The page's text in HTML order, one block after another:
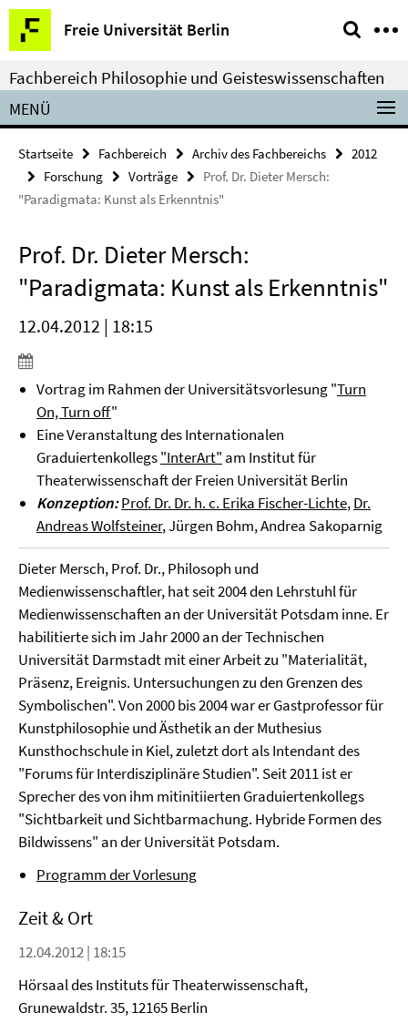
Springe
direkt
zu
Inhalt
Freie Universität Berlin
Service-
Navigation
Fachbereich Philosophie und Geisteswissenschaften
MENÜ
Startseite Fachbereich Archiv des Fachbereichs
2012
Forschung
Vorträge
Prof. Dr. Dieter Mersch:
"Paradigmata: Kunst als Erkenntnis"
Prof. Dr. Dieter Mersch:
"Paradigmata: Kunst als Erkenntnis"
12.04.2012 | 18:15
Vortrag im Rahmen der Universitätsvorlesung "Turn
On, Turn off"
Eine Veranstaltung des Internationalen
Graduiertenkollegs"InterArt" am Institut für
Theaterwissenschaft der Freien Universität Berlin
Konzeption:Prof. Dr. Dr. h. c. Erika Fischer-Lichte,Dr.
Andreas Wolfsteiner, Jürgen Bohm, Andrea Sakoparnig
Dieter Mersch, Prof. Dr., Philosoph und
Medienwissenschaftler, hat seit 2004 den Lehrstuhl für
Medienwissenschaften an der Universität Potsdam inne. Er
habilitierte sich im Jahr 2000 an der Technischen
Universität Darmstadt mit einer Arbeit zu "Materialität,
Präsenz, Ereignis. Untersuchungen zu den Grenzen des
Symbolischen". Von 2000 bis 2004 war er Gastprofessor für
Kunstphilosophie und Ästhetik an der Muthesius
Kunsthochschule in Kiel, zuletzt dort als Intendant des
"Forums für Interdisziplinäre Studien". Seit 2011 ist er
Sprecher des von ihm mitinitiierten Graduiertenkollegs
"Sichtbarkeit und Sichtbarmachung. Hybride Formen des
Bildwissens" an der Universität Potsdam.
Programm der Vorlesung
Zeit & Ort
12.04.2012 | 18:15
Hörsaal des Instituts für Theaterwissenschaft,
Grunewaldstr. 35, 12165 Berlin